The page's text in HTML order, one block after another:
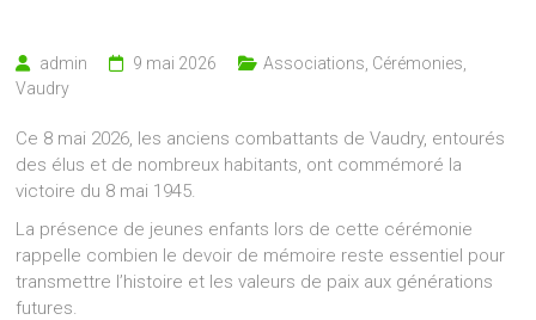
admin 9 mai 2026 Associations Cérémonies
Vaudry
Ce 8 mai 2026, les anciens combattants de Vaudry, entourés
des élus et de nombreux habitants, ont commémoré la
victoire du 8 mai 1945.
La présence de jeunes enfants lors de cette cérémonie
rappelle combien le devoir de mémoire reste essentiel pour
transmettre l’histoire et les valeurs de paix aux générations
futures.